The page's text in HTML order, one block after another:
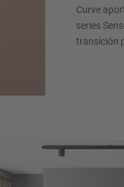
Curve
series
transición